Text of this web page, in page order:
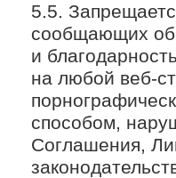
5.5.
сообщающих об
и
на любой веб-
способом,
Соглашения,